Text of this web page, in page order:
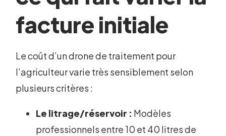
facture initiale
Le coût d’un drone de traitement pour
l’agriculteur varie très sensiblement selon
plusieurs critères :
Le litrage/réservoir : Modèles
professionnels entre 10 et 40 litres de